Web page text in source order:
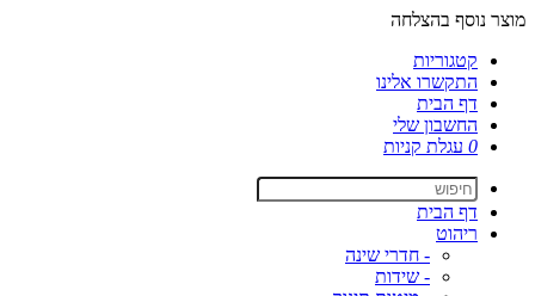
מוצר נוסף בהצלחה
קטגוריות
התקשרו אלינו
דף הבית
החשבון שלי
0 עגלת קניות
דף הבית
ריהוט
- חדרי שינה
- שידות